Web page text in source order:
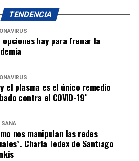
TENDENCIA
opciones hay para frenar la
el plasma es el único remedio
contra el COVID-19″
SANA
nos manipulan las redes
Charla Tedex de Santiago